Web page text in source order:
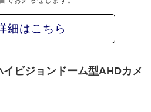
細はこちら
ビジョンドーム型AHDカメ